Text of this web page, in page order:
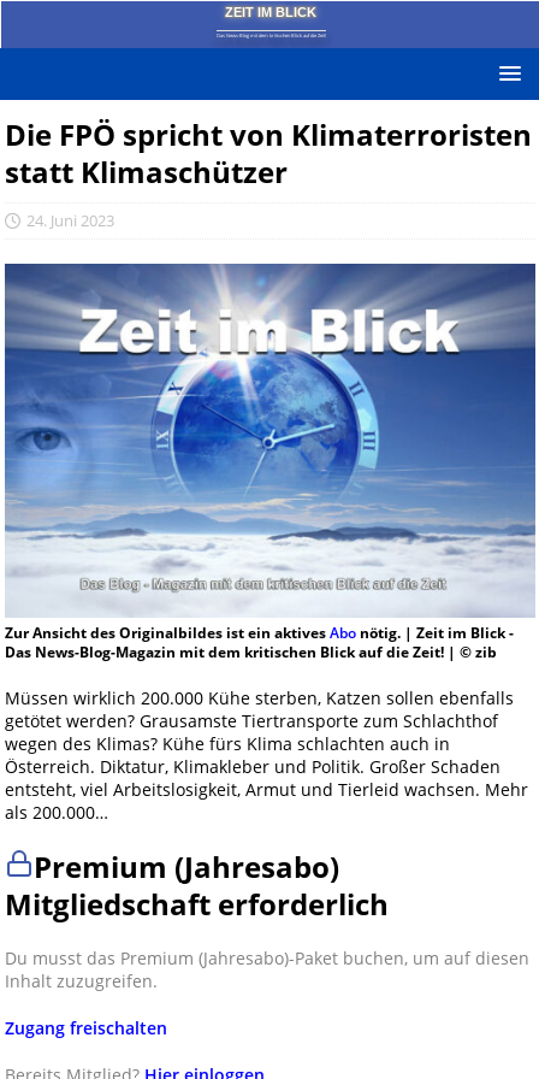
ZEIT IM BLICK
Das News-Blog mit dem kritischen Blick auf die Zeit!
Die FPÖ spricht von Klimaterroristen
statt Klimaschützer
24. Juni 2023
Zur Ansicht des Originalbildes ist ein aktivesAbonötig. | Zeit im Blick -
Das News-Blog-Magazin mit dem kritischen Blick auf die Zeit! | © zib
Müssen wirklich 200.000 Kühe sterben, Katzen sollen ebenfalls
getötet werden? Grausamste Tiertransporte zum Schlachthof
wegen des Klimas? Kühe fürs Klima schlachten auch in
Österreich. Diktatur, Klimakleber und Politik. Großer Schaden
entsteht, viel Arbeitslosigkeit, Armut und Tierleid wachsen. Mehr
als 200.000…
Premium (Jahresabo)
Mitgliedschaft erforderlich
Du musst das Premium (Jahresabo)-Paket buchen, um auf diesen
Inhalt zuzugreifen.
Zugang freischalten